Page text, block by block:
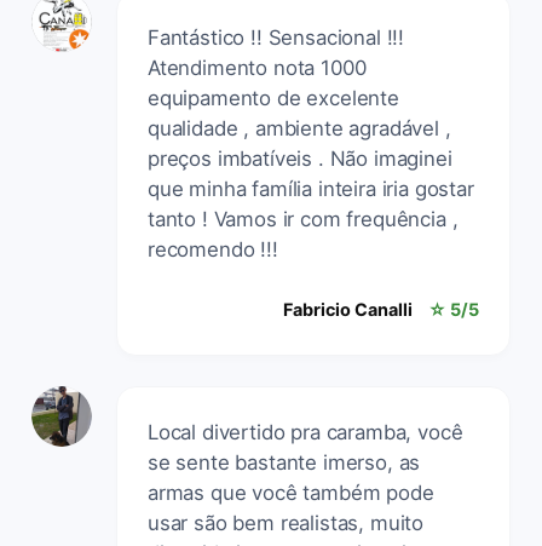
Fantástico !! Sensacional !!!
Atendimento nota 1000
equipamento de excelente
qualidade , ambiente agradável ,
preços imbatíveis . Não imaginei
que minha família inteira iria gostar
tanto ! Vamos ir com frequência ,
recomendo !!!
Fabricio Canalli ☆ 5/5
Local divertido pra caramba, você
se sente bastante imerso, as
armas que você também pode
usar são bem realistas, muito